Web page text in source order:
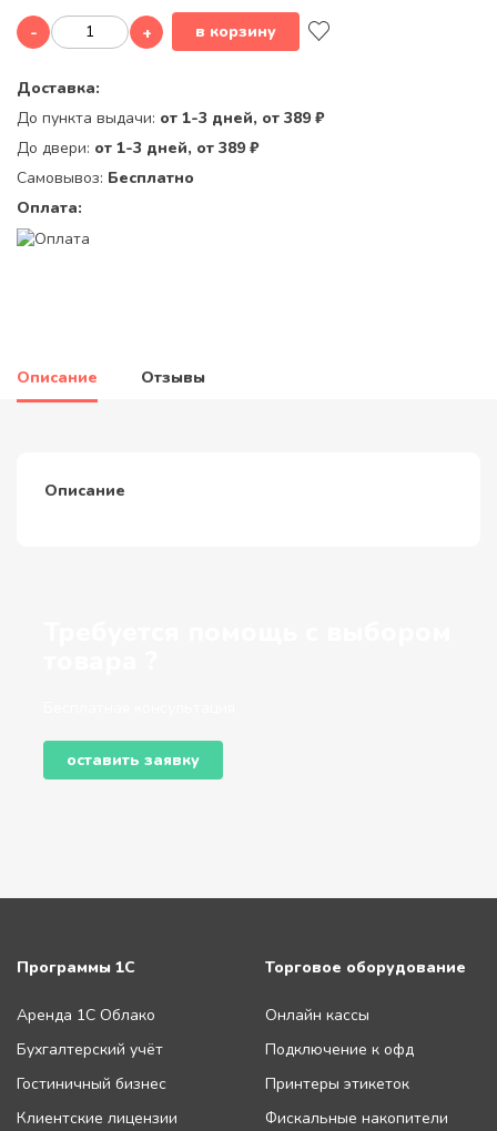
- + в корзину
Доставка:
До пункта выдачи: от 1-3 дней, от 389 ₽
До двери: от 1-3 дней, от 389 ₽
Самовывоз: Бесплатно
Оплата:
Описание Отзывы
Описание
оставить заявку
Программы 1С
Аренда 1С Облако
Бухгалтерский учёт
Гостиничный бизнес
Клиентские лицензии
Торговое оборудование
Онлайн кассы
Подключение к офд
Принтеры этикеток
Фискальные накопители